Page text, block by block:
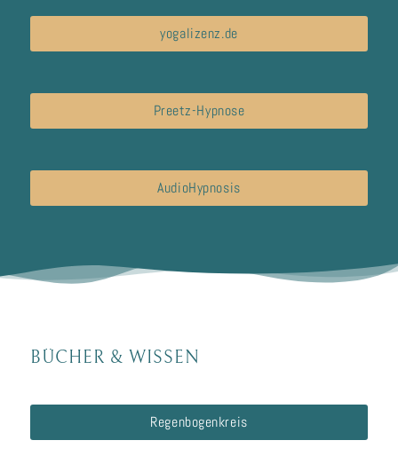
yogalizenz.de
Preetz-Hypnose
AudioHypnosis
BÜCHER & WISSEN
Regenbogenkreis